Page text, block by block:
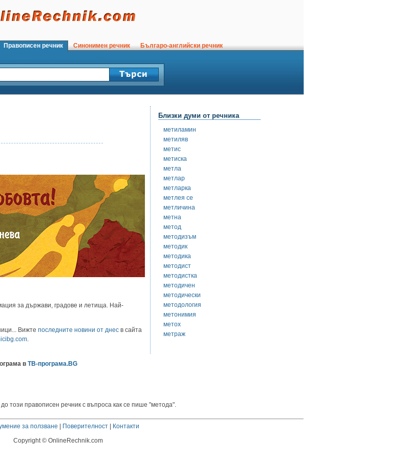
Правописен речник Синонимен речник Българо-английски речник
за държави, градове и летища. Най-
Вижте последните новини от днес в сайта
.
в ТВ-програма.BG
Близки думи от речника
метиламин
метиляв
метис
метиска
метла
метлар
метларка
метлея се
метличина
метна
метод
методизъм
методик
методика
методист
методистка
методичен
методически
методология
метонимия
метох
метраж
до този правописен речник с въпроса как се пише "метода".
за ползване Поверителност|
Контакти
Copyright © OnlineRechnik.com